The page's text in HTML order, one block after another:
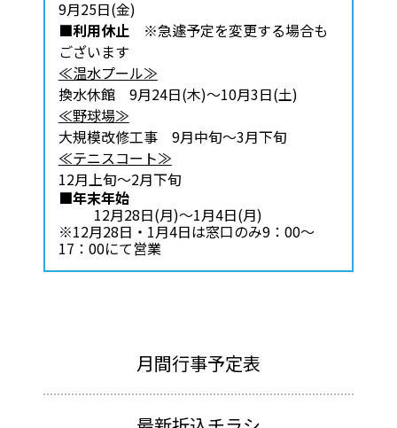
9月25日(金)
■利用休止 ※急遽予定を変更する場合も
ございます
≪温水プール≫
換水休館 9月24日(木)～10月3日(土)
≪野球場≫
大規模改修工事 9月中旬～3月下旬
≪テニスコート≫
12月上旬～2月下旬
■年末年始
12月28日(月)～1月4日(月)
※12月28日・1月4日は窓口のみ9：00～
17：00にて営業
月間行事予定表